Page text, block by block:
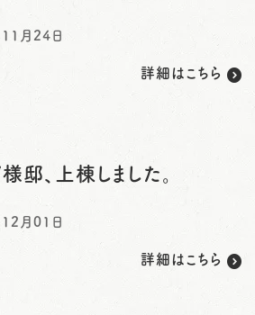
月24日
詳細はこちら
、上棟しました。
月01日
詳細はこちら